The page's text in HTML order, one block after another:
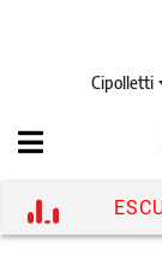
Cipolletti